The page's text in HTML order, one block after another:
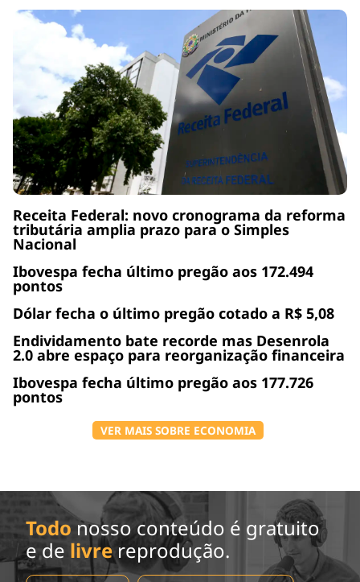
Receita Federal: novo cronograma da reforma
tributária amplia prazo para o Simples
Nacional
Ibovespa fecha último pregão aos 172.494
pontos
Dólar fecha o último pregão cotado a R$ 5,08
Endividamento bate recorde mas Desenrola
2.0 abre espaço para reorganização financeira
Ibovespa fecha último pregão aos 177.726
pontos
VER MAIS SOBRE ECONOMIA
Todo nosso conteúdo é gratuito
e de livrereprodução.